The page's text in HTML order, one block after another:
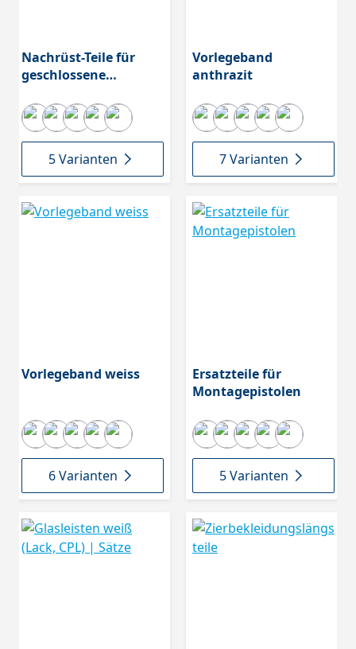
Nachrüst-Teile für
geschlossene
5 Varianten
Vorlegeband
anthrazit
7 Varianten
Vorlegeband weiss
6 Varianten
Ersatzteile für
Montagepistolen
5 Varianten